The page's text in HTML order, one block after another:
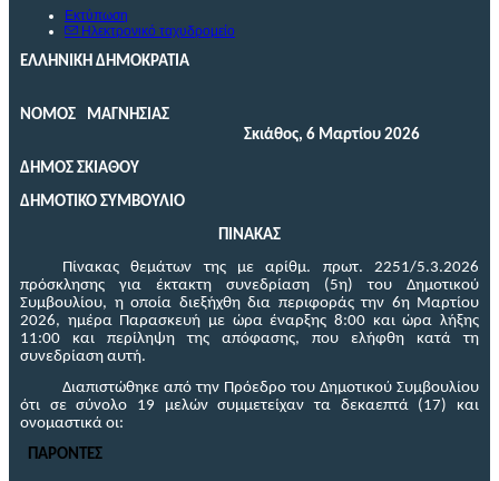
Εκτύπωση
Ηλεκτρονικό ταχυδρομείο
ΕΛΛΗΝΙΚΗ ΔΗΜΟΚΡΑΤΙΑ
ΝΟΜΟΣ ΜΑΓΝΗΣΙΑΣ
Σκιάθος, 6 Μαρτίου 2026
ΔΗΜΟΣ ΣΚΙΑΘΟΥ
ΔΗΜΟΤΙΚΟ ΣΥΜΒΟΥΛΙΟ
ΠΙΝΑΚΑΣ
Πίνακαςθεμάτων της μεαρίθμ. πρωτ. 2251/5.3.2026
πρόσκλησης για
έκτακτη συνεδρίαση (5η) του Δημοτικού
Συμβουλίου, η οποία διεξήχθη δια περιφοράς την 6η Μαρτίου
2026, ημέρα Παρασκευή με ώρα έναρξης 8:00 και ώρα λήξης
11:00
και περίληψη της απόφασης, που ελήφθη κατά τη
συνεδρίαση αυτή.
Διαπιστώθηκε από την Πρόεδρο του Δημοτικού Συμβουλίου
ότι σε σύνολο 19 μελών συμμετείχαν τα δεκαεπτά (17) και
ονομαστικά οι:
ΠΑΡΟΝΤΕΣ